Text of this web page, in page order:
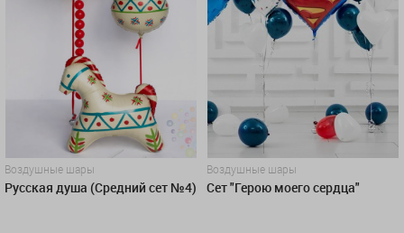
Воздушные шары
Русская душа (Средний сет №4)
Воздушные шары
Сет "Герою моего сердца"